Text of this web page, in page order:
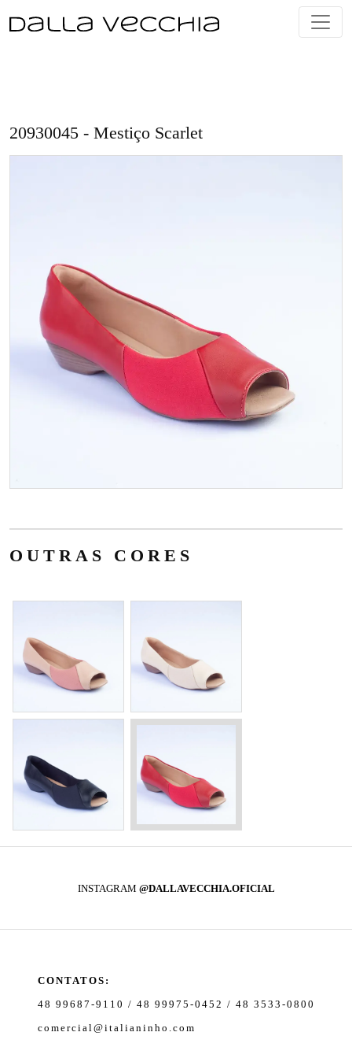
20930045 - Mestiço Scarlet
OUTRAS CORES
INSTAGRAM @DALLAVECCHIA.OFICIAL
CONTATOS:
48 99687-9110 / 48 99975-0452 / 48 3533-0800
comercial@italianinho.com